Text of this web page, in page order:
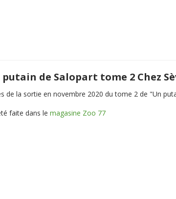
de Salopart tome 2 Chez
de la sortie en novembre 2020 du tome 2 de "Un
faite dans le magasine Zoo 77